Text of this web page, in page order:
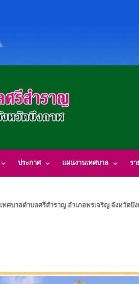
ประกาศ แผนงานเทศบาล รา
เทศบาลตำบลศรีสำราญ อำเภอพรเจริญ จังหวัดบึ